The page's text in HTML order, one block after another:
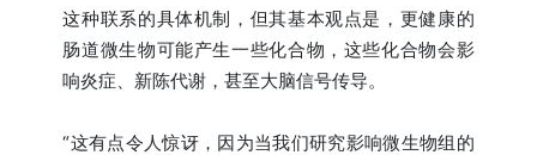
这种联系的具体机制，但其基本观点是，更健康的
肠道微生物可能产生一些化合物，这些化合物会影
响炎症、新陈代谢，甚至大脑信号传导。
“这有点令人惊讶，因为当我们研究影响微生物组的